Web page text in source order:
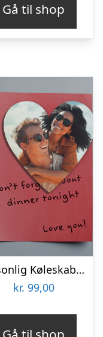
Gå til shop
Personlig Køleskabsmagnet med Foto – Hjerte
kr. 99,00